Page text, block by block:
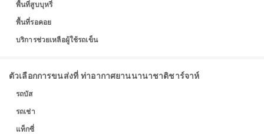
พื้นที่สูบบุหรี่
พื้นที่รอคอย
บริการช่วยเหลือผู้ใช้รถเข็น
ตัวเลือกการขนส่งที่ ท่าอากาศยานนานาชาติชาร์จาห์
รถบัส
รถเช่า
แท็กซี่